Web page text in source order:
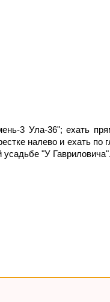
3 Ула-36"; ехать
налево и ехать
"У Гавриловича".